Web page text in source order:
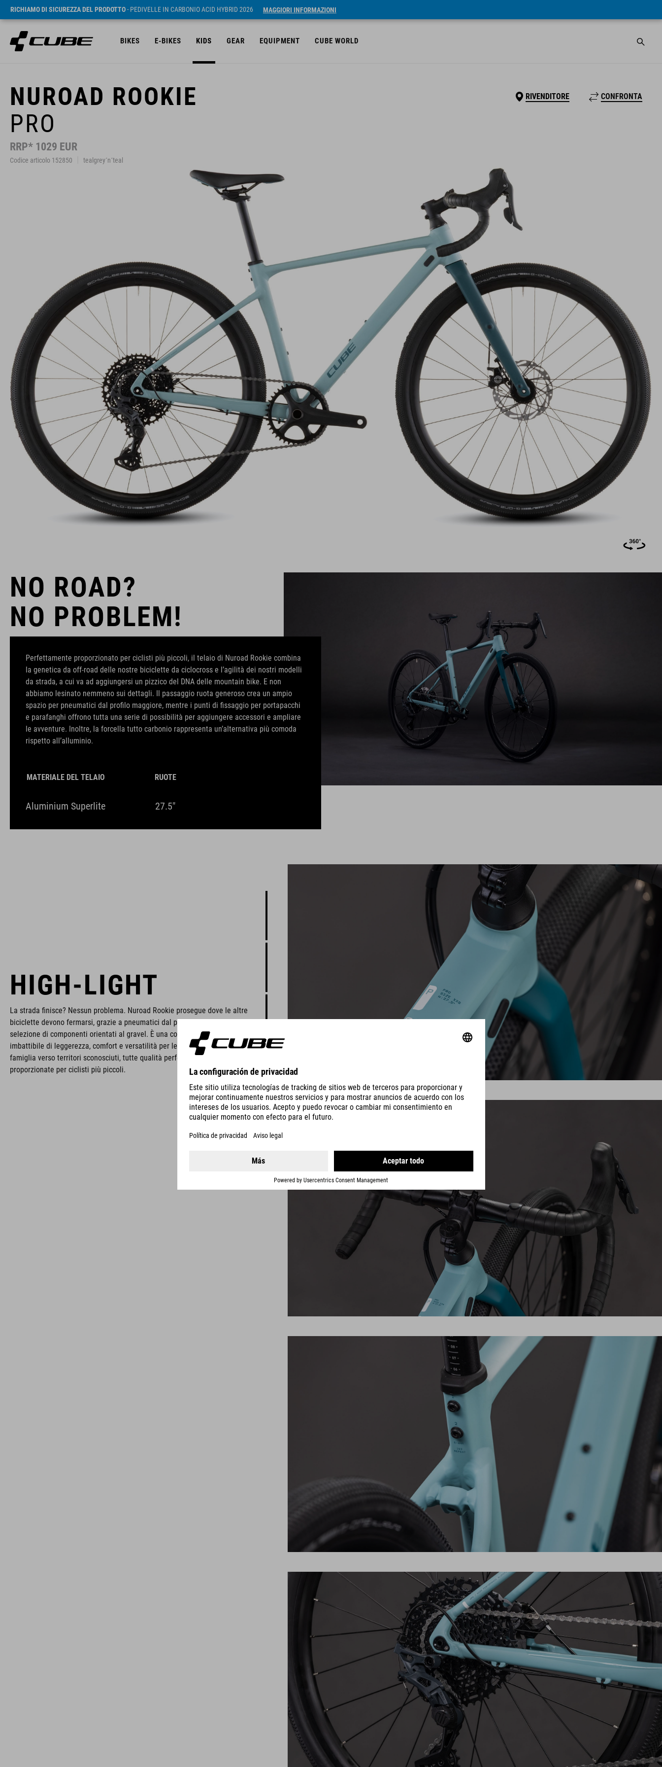
RICHIAMO DI SICUREZZA DEL PRODOTTO- PEDIVELLE IN CARBONIO ACID HYBRID 2026 MAGGIORI INFORMAZIONI
BIKES E-BIKES KIDS GEAR EQUIPMENT CUBE WORLD
NUROAD ROOKIE
PRO
RRP* 1029 EUR
Codice articolo 152850 tealgrey´n´teal
RIVENDITORE CONFRONTA
NO ROAD?
NO PROBLEM!
Perfettamente proporzionato per ciclisti più piccoli, il telaio di Nuroad Rookie combina
la genetica da off-road delle nostre biciclette da ciclocross e l’agilità dei nostri modelli
da strada, a cui va ad aggiungersi un pizzico del DNA delle mountain bike. E non
abbiamo lesinato nemmeno sui dettagli. Il passaggio ruota generoso crea un ampio
spazio per pneumatici dal profilo maggiore, mentre i punti di fissaggio per portapacchi
e parafanghi offrono tutta una serie di possibilità per aggiungere accessori e ampliare
le avventure. Inoltre, la forcella tutto carbonio rappresenta un’alternativa più comoda
rispetto all’alluminio.
MATERIALE DEL TELAIO
Aluminium Superlite
RUOTE
27.5"
HIGH-LIGHT
La strada finisce? Nessun problema. Nuroad Rookie prosegue dove le altre
biciclette devono fermarsi, grazie a pneumatici dal profilo largo e una
selezione di componenti orientati al gravel. È una combinazione
imbattibile di leggerezza, comfort e versatilità per le pedalate con la
famiglia verso territori sconosciuti, tutte qualità perfettamente
proporzionate per ciclisti più piccoli.